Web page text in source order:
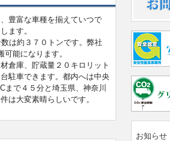
豊富な車種を揃えていつで
ます。
は約３７０トンです。弊社
能になります。
倉庫、貯蔵量２０キロリット
駐車できます。都内へは中央
で４５分と埼玉県、神奈川
は大変素晴らしいです。
お知らせ